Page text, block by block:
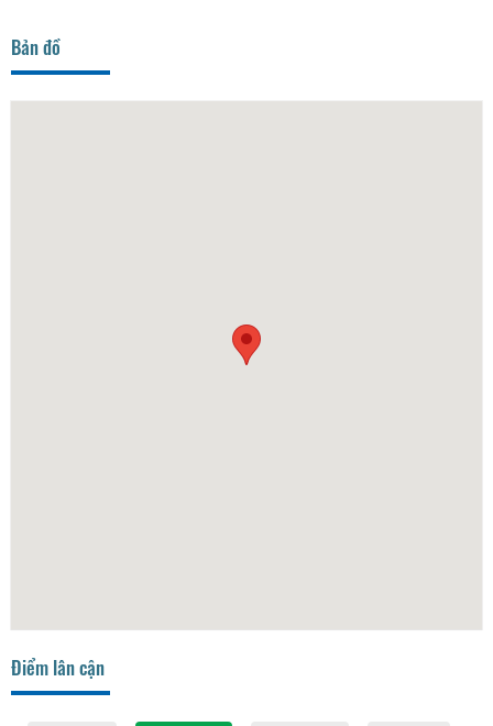
Bản đồ
Điểm lân cận